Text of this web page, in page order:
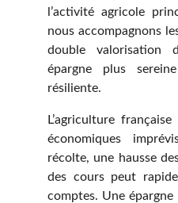
l’activité agricole
nous accompagnons
double valorisation
épargne plus
résiliente.
L’agriculture
économiques
récolte, une hausse
des cours peut
comptes. Une